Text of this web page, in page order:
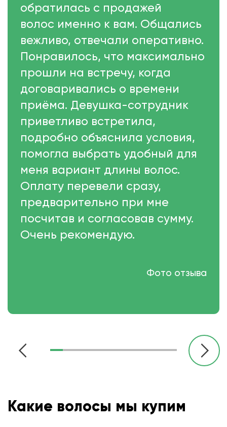
обратилась с продажей
волос именно к вам. Общались
вежливо, отвечали оперативно.
Понравилось, что максимально
прошли на встречу, когда
договаривались о времени
приёма. Девушка-сотрудник
приветливо встретила,
подробно объяснила условия,
помогла выбрать удобный для
меня вариант длины волос.
Оплату перевели сразу,
предварительно при мне
посчитав и согласовав сумму.
Очень рекомендую.
Фото отзыва
Какие волосы мы купим